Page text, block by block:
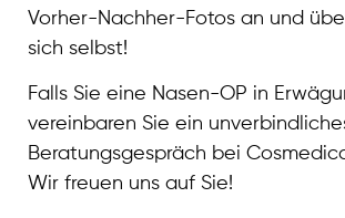
Vorher-Nachher-Fotos an und
sich selbst!
Falls Sie eine Nasen-OP in
vereinbaren Sie ein
Beratungsgespräch bei
Wir freuen uns auf Sie!